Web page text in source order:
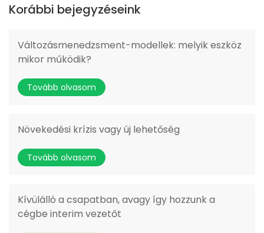
Korábbi bejegyzéseink
Változásmenedzsment-modellek: melyik eszköz
mikor működik?
Tovább olvasom
Növekedési krízis vagy új lehetőség
Tovább olvasom
Kívülálló a csapatban, avagy így hozzunk a
cégbe interim vezetőt